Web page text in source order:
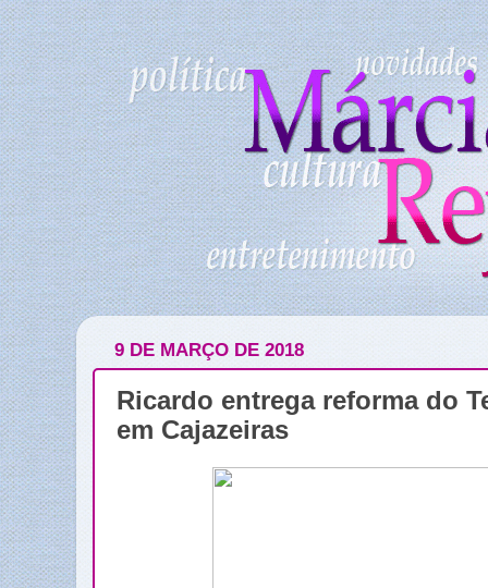
9 DE MARÇO DE 2018
Ricardo entrega reforma do
em Cajazeiras